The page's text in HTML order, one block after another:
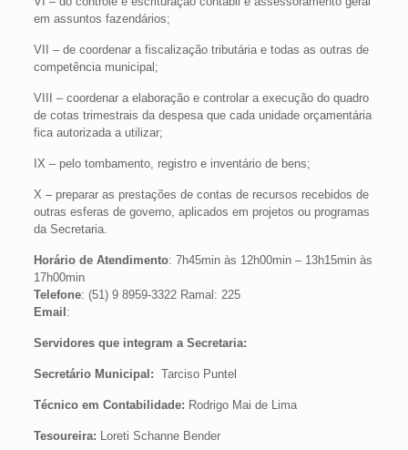
em assuntos fazendários;
VII – de coordenar a fiscalização tributária e todas as outras de
competência municipal;
VIII – coordenar a elaboração e controlar a execução do quadro
de cotas trimestrais da despesa que cada unidade orçamentária
fica autorizada a utilizar;
IX – pelo tombamento, registro e inventário de bens;
X – preparar as prestações de contas de recursos recebidos de
outras esferas de governo, aplicados em projetos ou programas
da Secretaria.
Horário de Atendimento: 7h45min às 12h00min – 13h15min às
17h00min
Telefone: (51) 9 8959-3322 Ramal: 225
Email :
Servidores que integram a Secretaria:
Secretário Municipal: Tarciso Puntel
Técnico em Contabilidade: Rodrigo Mai de Lima
Tesoureira: Loreti Schanne Bender